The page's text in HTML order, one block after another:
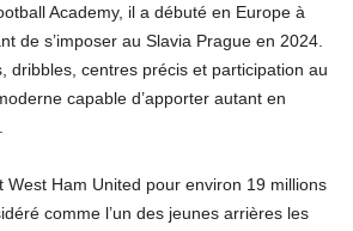
Academy, il a débuté en Europe à
de s’imposer au Slavia Prague en 2024.
dribbles, centres précis et participation au
capable d’apporter autant en
West Ham United pour environ 19 millions
comme l’un des jeunes arrières les